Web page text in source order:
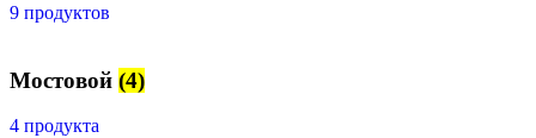
9 продуктов
Мостовой (4)
4 продукта